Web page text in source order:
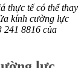
thực tế có thể thay
kính cường lực
241 8816 của